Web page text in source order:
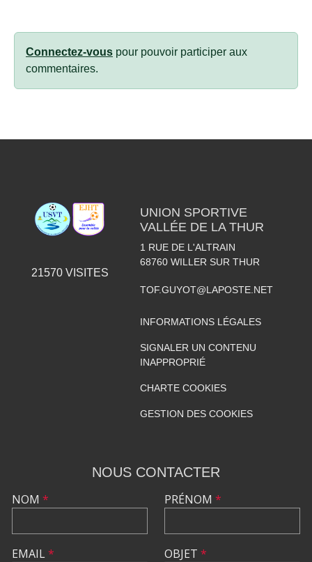
Connectez-vous pour pouvoir participer aux
commentaires.
21570VISITES
UNION SPORTIVE
VALLÉE DE LA THUR
1 RUE DE L'ALTRAIN
68760 WILLER SUR THUR
TOF.GUYOT@LAPOSTE.NET
INFORMATIONS LÉGALES
SIGNALER UN CONTENU
INAPPROPRIÉ
CHARTE COOKIES
GESTION DES COOKIES
NOUS CONTACTER
NOM *
EMAIL*
PRÉNOM *
OBJET *